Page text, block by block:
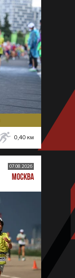
0,40 км
07.08.2026
МОСКВА